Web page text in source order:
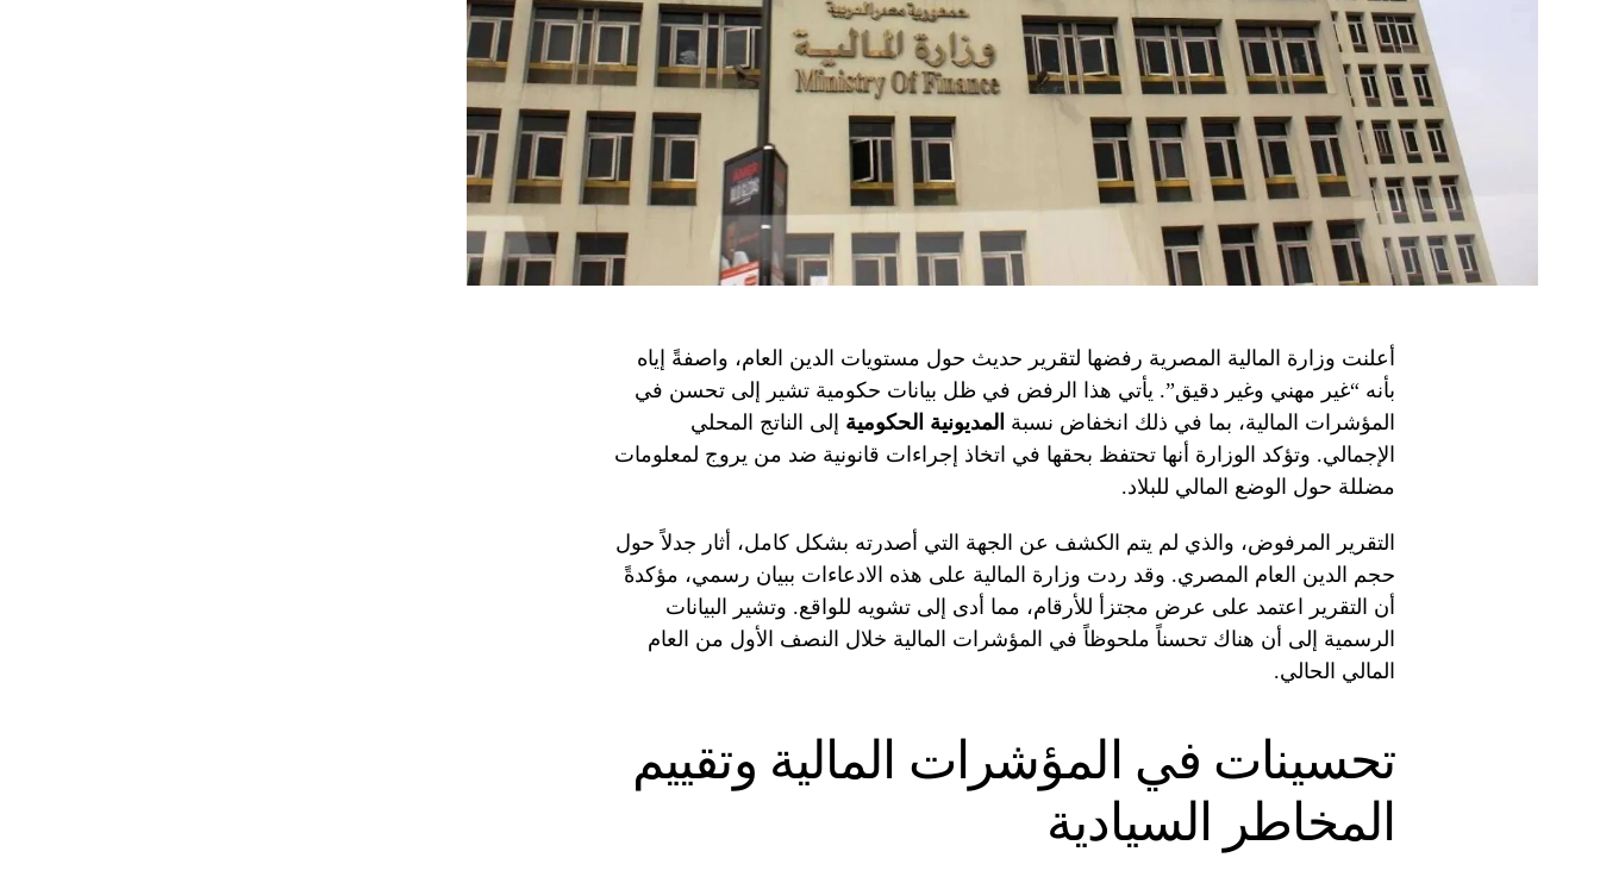
أعلنت وزارة المالية المصرية رفضها لتقرير حديث حول مستويات الدين العام، واصفةً إياه
بأنه “غير مهني وغير دقيق”. يأتي هذا الرفض في ظل بيانات حكومية تشير إلى تحسن في
المؤشرات المالية، بما في ذلك انخفاض نسبة المديونية الحكومية إلى الناتج المحلي
الإجمالي. وتؤكد الوزارة أنها تحتفظ بحقها في اتخاذ إجراءات قانونية ضد من يروج لمعلومات
مضللة حول الوضع المالي للبلاد.
التقرير المرفوض، والذي لم يتم الكشف عن الجهة التي أصدرته بشكل كامل، أثار جدلاً حول
حجم الدين العام المصري. وقد ردت وزارة المالية على هذه الادعاءات ببيان رسمي، مؤكدةً
أن التقرير اعتمد على عرض مجتزأ للأرقام، مما أدى إلى تشويه للواقع. وتشير البيانات
الرسمية إلى أن هناك تحسناً ملحوظاً في المؤشرات المالية خلال النصف الأول من العام
المالي الحالي.
تحسينات في المؤشرات المالية وتقييم
المخاطر السيادية